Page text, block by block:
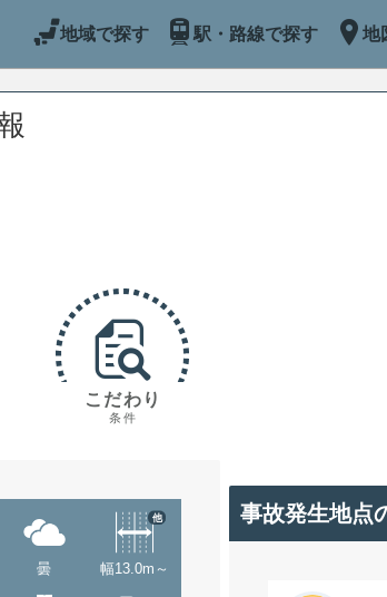
地域で探す 駅・路線で探す 地
こだわり
条件
曇 幅13.0m～
他 事故発生地点